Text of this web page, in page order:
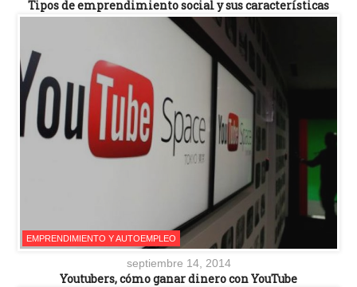
Tipos de emprendimiento social y sus características
EMPRENDIMIENTO Y AUTOEMPLEO
septiembre 14, 2014
Youtubers, cómo ganar dinero con YouTube